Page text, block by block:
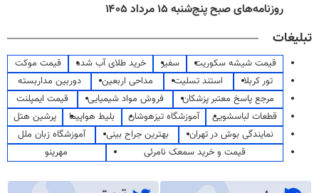
روزنامه‌های صبح پنج‌شنبه ۱۵ مرداد ۱۴۰۵
تبلیغات
قیمت شیشه سکوریت سفیر خرید طلای آب شده
قیمت موکت
تور کربلا
استند تسلیت مداحی اربعین
دوربین مداربسته
مرجع پاسخ معتبر پزشکان
فروش مواد شیمیایی
قیمت ایمپلنت
قطعات لباسشویی
آموزشگاه تیزهوشان بلیط هواپیما
پرشین هتل
نمایندگی بوش در تهران
بهترین جراح بینی
آموزشگاه زبان ملل
قیمت و خرید سمعک نامرئی
مهرینو